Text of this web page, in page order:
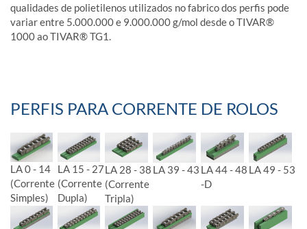
qualidades de polietilenos utilizados no fabrico dos perfis pode
variar entre 5.000.000 e 9.000.000 g/mol desde o TIVAR®
1000 ao TIVAR® TG1.
PERFIS PARA CORRENTE DE ROLOS
LA 0 - 14
(Corrente
Simples)
LA 15 - 27
(Corrente
Dupla)
LA 28 - 38
(Corrente
Tripla)
LA 39 - 43 LA 44 - 48
-D
LA 49 - 53